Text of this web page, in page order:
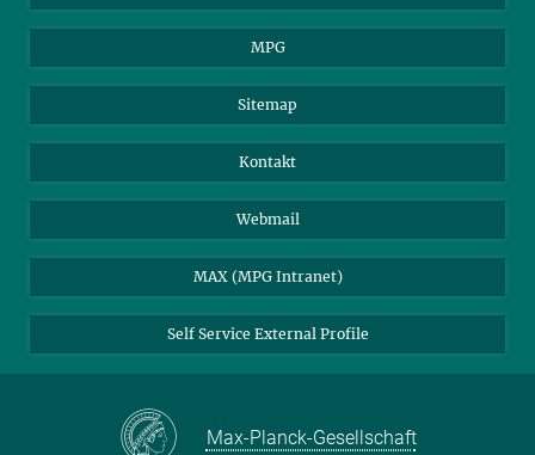
MPG
Sitemap
Kontakt
Webmail
MAX (MPG Intranet)
Self Service External Profile
Max-Planck-Gesellschaft